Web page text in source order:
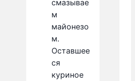
смазывае
м
майонезо
м.
Оставшее
ся
куриное